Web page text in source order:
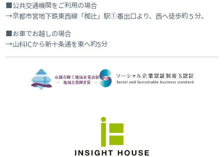
公共交通機関をご利用の場合
京都市営地下鉄東西線「椥辻」駅①番出口より、西へ徒歩約５分。
お車でお越しの場合
山科ICから新十条通を東へ約5分